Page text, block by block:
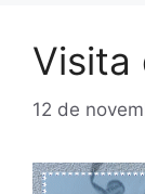
Visita
12 de